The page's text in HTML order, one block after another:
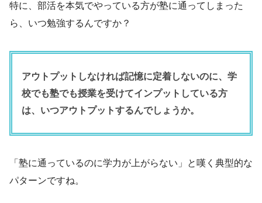
特に、部活を本気でやっている方が塾に通ってしまった
ら、いつ勉強するんですか？
アウトプットしなければ記憶に定着しないのに、学
校でも塾でも授業を受けてインプットしている方
は、いつアウトプットするんでしょうか。
「塾に通っているのに学力が上がらない」と嘆く典型的な
パターンですね。